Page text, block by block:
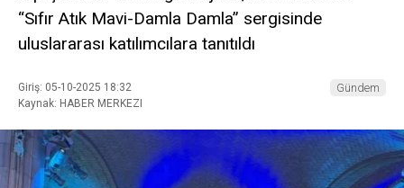
“Sıfır Atık Mavi-Damla Damla” sergisinde
uluslararası katılımcılara tanıtıldı
Giriş: 05-10-2025 18:32
Kaynak: HABER MERKEZI
Gündem